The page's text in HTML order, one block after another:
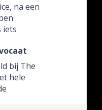
na een
iets
aan
keer
bij The
hele